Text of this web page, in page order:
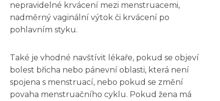
nepravidelné krvácení mezi menstruacemi,
nadměrný vaginální výtok či krvácení po
pohlavním styku.
Také je vhodné navštívit lékaře, pokud se objeví
bolest břicha nebo pánevní oblasti, která není
spojena s menstruací, nebo pokud se změní
povaha menstruačního cyklu. Pokud žena má